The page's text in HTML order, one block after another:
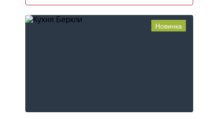
Новинка